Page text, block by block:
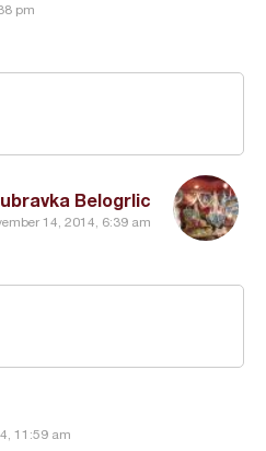
pm
Belogrlic
14, 2014, 6:39 am
11:59 am